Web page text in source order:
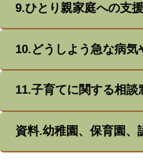
9.ひとり親家庭への支援
10.どうしよう急な病気
11.子育てに関する相
資料.幼稚園、保育園、